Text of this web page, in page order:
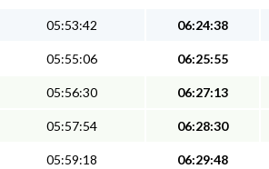
05:53:42 06:24:38
05:55:06 06:25:55
05:56:30 06:27:13
05:57:54 06:28:30
05:59:18 06:29:48